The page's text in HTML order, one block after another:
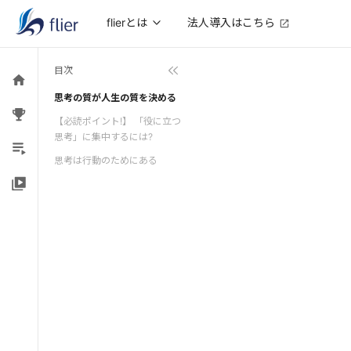
flierとは 法人導入はこちら
目次
思考の質が人生の質を決める
【必読ポイント!】 「役に立つ
思考」に集中するには?
思考は行動のためにある